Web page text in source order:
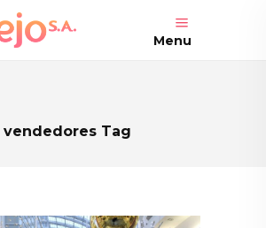
Menu
vendedores Tag